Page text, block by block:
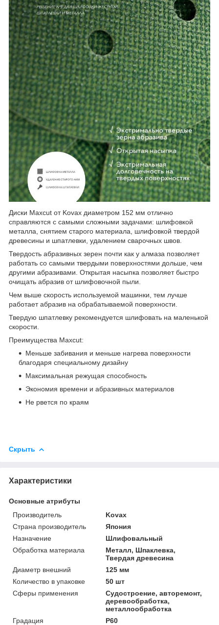
Диски Маxcut от Kovax диаметром 152 мм отлично
справляются с самыми сложными задачами: шлифовкой
металла, снятием старого материала, шлифовкой твердой
древесины и шпатлевки, удалением сварочных швов.
Твердость абразивных зерен почти как у алмаза позволяет
работать со самыми твердыми поверхностями дольше, чем
другими абразивами. Открытая насыпка позволяет быстро
очищать абразив от шлифовочной пыли.
Чем выше скорость используемой машинки, тем лучше
работает абразив на обрабатываемой поверхности.
Твердую шпатлевку рекомендуется шлифовать на маленькой
скорости.
Преимущества Maxcut:
Меньше забивания и меньше нагрева поверхности
благодаря специальному дизайну
Максимальная режущая способность
Экономия времени и абразивных материалов
Не рвется по краям
Скрыть
Характеристики
Основные атрибуты
Производитель
Kovax
Страна производитель
Япония
Назначение
Шлифовальный
Обработка материала
Металл, Шпаклевка,
Твердая древесина
Диаметр внешний
125 мм
Количество в упаковке
50 шт
Сферы применения
Судостроение, авторемонт,
деревообработка,
металлообработка
Градация
P60